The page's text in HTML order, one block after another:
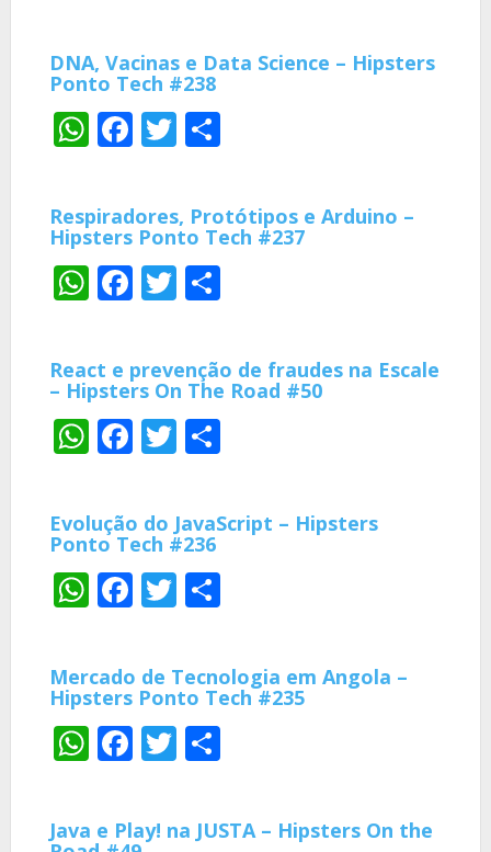
DNA, Vacinas e Data Science – Hipsters
Ponto Tech #238
WhatsApp
Facebook
Twitter
Respiradores, Protótipos e Arduino –
Hipsters Ponto Tech #237
WhatsApp
Facebook
Twitter
React e prevenção de fraudes na Escale
– Hipsters On The Road #50
WhatsApp
Facebook
Twitter
Evolução do JavaScript – Hipsters
Ponto Tech #236
WhatsApp
Facebook
Twitter
Mercado de Tecnologia em Angola –
Hipsters Ponto Tech #235
WhatsApp
Facebook
Twitter
Java e Play! na JUSTA – Hipsters On the